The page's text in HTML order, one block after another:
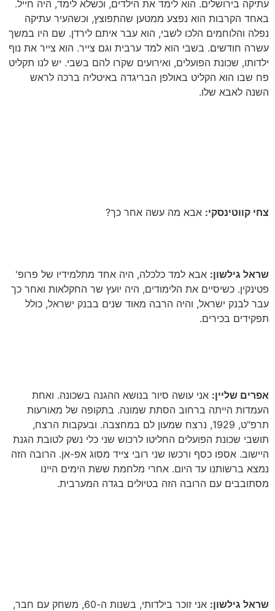
עתיקה בירושלים. הוא לימד את הילדים, וכשלא לימד, היה חייל.
באחד הקרבות הוא נפצע ממטען שהתפוצץ, וכשהעיר עתיקה
נפלה והלוחמים הלכו לשבי, הוא עבר איתם לירדן. שם היו במשך
עשרה חודשים. בשבי הוא למד ערבית וגם צייר. הוא צייר את נוף
ילדותו, שכונת הפועלים, ואירועים שקרו להם בשבי. יש לנו תקליט
פח שבו הוא הקליט באולפן הבריגדה באיטליה ברכה לראש
השנה לאבא שלו.
צחי קווטינסקי:אבא מה עשה אחר כך?
שראל גילשון:אבא למד כלכלה, היה אחד מתלמידיו של פרופ'
פטינקין. כשיסיים את הלימודים, היה יועץ שר החקלאות ואחר כך
עבר לבנק ישראל, והיה הרבה מאוד שנים בבנק ישראל, כולל
תפקידים בכירים.
אפרים שליין:אני עושה סיור בנושא ההגנה בשכונה. ואחת
העמדות הייתה ברחוב הסתת שמונה. בתקופה של מאורעות
תרפ"ט, 1929, נרצח שמעון לם במחצבה
. ובעקבות הרצח,
תושבי שכונת הפועלים החליטו לרכוש שני כלי נשק לטובת הגנת
היישוב. אספו כסף ורכשו שני רובי צייד מסוג אפ-אן. הרובה הזה
נמצא ברשותנו עד היום. אחרי מלחמת ששת הימים היינו
מסתובבים עם הרובה הזה בטיולים בגדה המערבית.
שראל גילשון:
אני זוכר בילדותי, בשנות ה-60, משחק עם חבר,